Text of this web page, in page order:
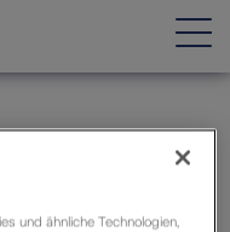
und ähnliche Technologien,